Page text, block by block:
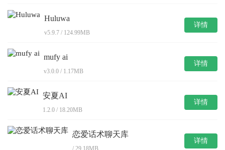
Huluwa
v5.9.7 / 124.99MB
详情
mufy ai
v3.0.0 / 1.17MB
详情
安夏AI
1.2.0 / 18.20MB
详情
恋爱话术聊天库
/ 29.18MB
详情